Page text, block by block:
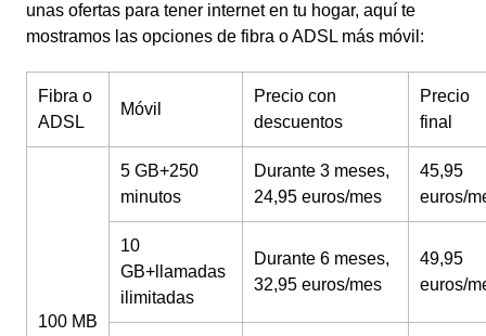
unas ofertas para tener internet en tu hogar, aquí te
mostramos las opciones de fibra o ADSL más móvil:
Fibra o
ADSL
Móvil
Precio con
descuentos
Precio
final
100 MB
5 GB+250
minutos
Durante 3 meses,
24,95 euros/mes
45,95
euros/
10
GB+llamadas
ilimitadas
Durante 6 meses,
32,95 euros/mes
49,95
euros/